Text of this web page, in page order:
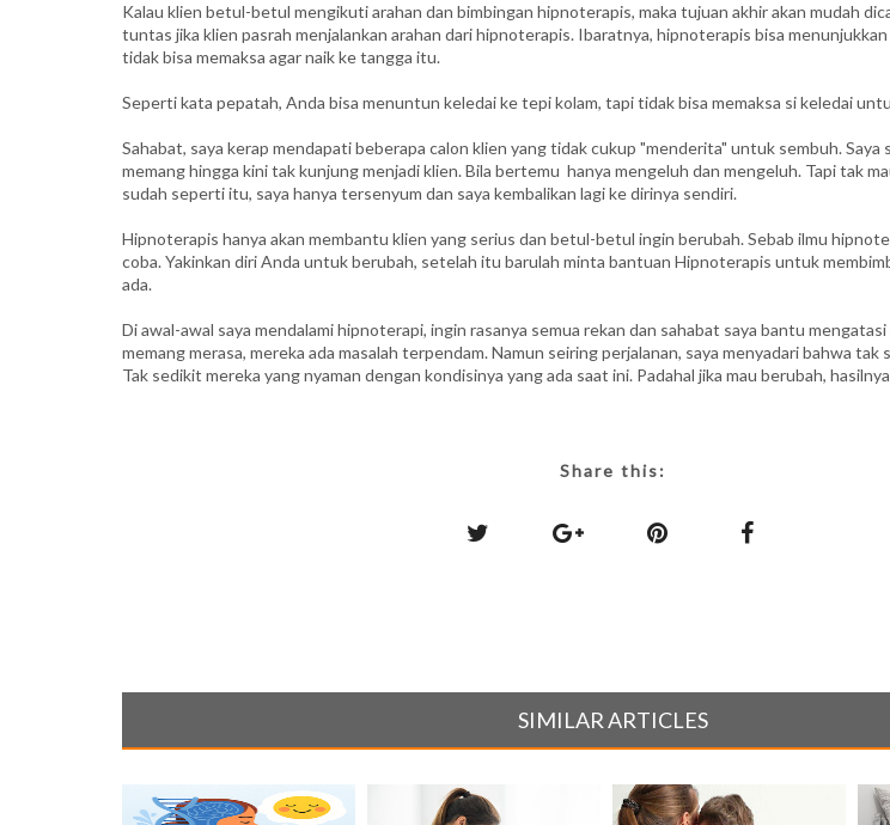
Kalau klien betul-betul mengikuti arahan dan bimbingan hipnoterapis, maka tujuan akhir akan mudah
tuntas jika klien pasrah menjalankan arahan dari hipnoterapis. Ibaratnya, hipnoterapis bisa
tidak bisa memaksa agar naik ke tangga itu.
Seperti kata pepatah, Anda bisa menuntun keledai ke tepi kolam, tapi tidak bisa memaksa si keledai
Sahabat, saya kerap mendapati beberapa calon klien yang tidak cukup "menderita" untuk sembuh. Saya
memang hingga kini tak kunjung menjadi klien. Bila bertemu hanya mengeluh dan mengeluh. Tapi tak
sudah seperti itu, saya hanya tersenyum dan saya kembalikan lagi ke dirinya sendiri.
Hipnoterapis hanya akan membantu klien yang serius dan betul-betul ingin berubah. Sebab ilmu
coba. Yakinkan diri Anda untuk berubah, setelah itu barulah minta bantuan Hipnoterapis untuk
ada.
Di awal-awal saya mendalami hipnoterapi, ingin rasanya semua rekan dan sahabat saya bantu mengatasi
memang merasa, mereka ada masalah terpendam. Namun seiring perjalanan, saya menyadari bahwa tak
Tak sedikit mereka yang nyaman dengan kondisinya yang ada saat ini. Padahal jika mau berubah,
Share this:
SIMILAR ARTICLES